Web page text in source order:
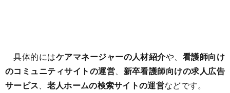
具体的にはケアマネージャーの人材紹介や、 看護師向け
のコミュニティサイトの運営、 新卒看護師向けの求人広告
サービス、 老人ホームの検索サイトの運営などです。